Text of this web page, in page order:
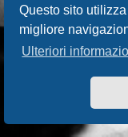
Questo sito
migliore
Ulteriori